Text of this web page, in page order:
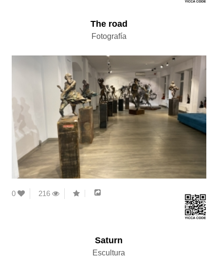
The road
Fotografía
0 216
Saturn
Escultura